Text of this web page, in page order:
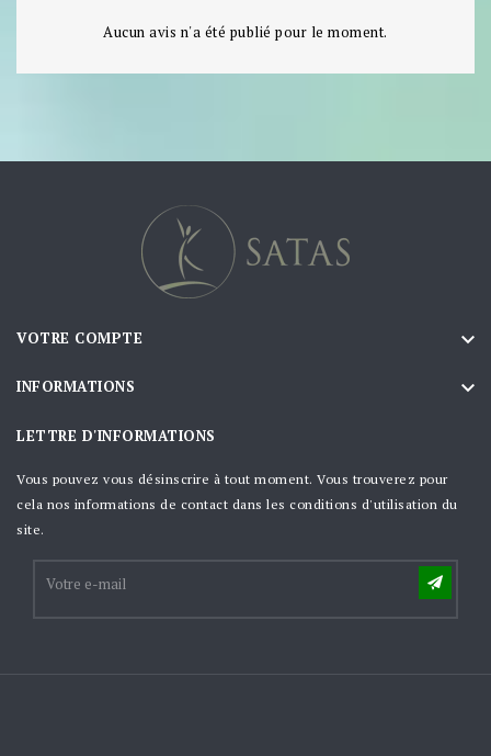
Aucun avis n'a été publié pour le moment.
VOTRE COMPTE 
INFORMATIONS 
LETTRE D'INFORMATIONS
Vous pouvez vous désinscrire à tout moment. Vous trouverez pour
cela nos informations de contact dans les conditions d'utilisation du
site.